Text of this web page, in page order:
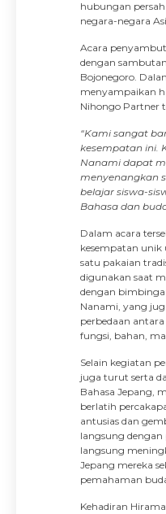
hubungan
negara-negara
Acara
dengan
Bojonegoro.
menyampaikan
Nihongo Partner
“Kami sangat
kesempatan ini.
Nanami dapat
menyenangkan
belajar siswa-
Bahasa dan
Dalam acara
kesempatan unik
satu pakaian
digunakan saat
dengan
Nanami, yang
perbedaan
fungsi, bahan,
Selain kegiatan
juga turut serta
Bahasa Jepang,
berlatih
antusias dan
langsung dengan
langsung
Jepang mereka
pemahaman
Kehadiran